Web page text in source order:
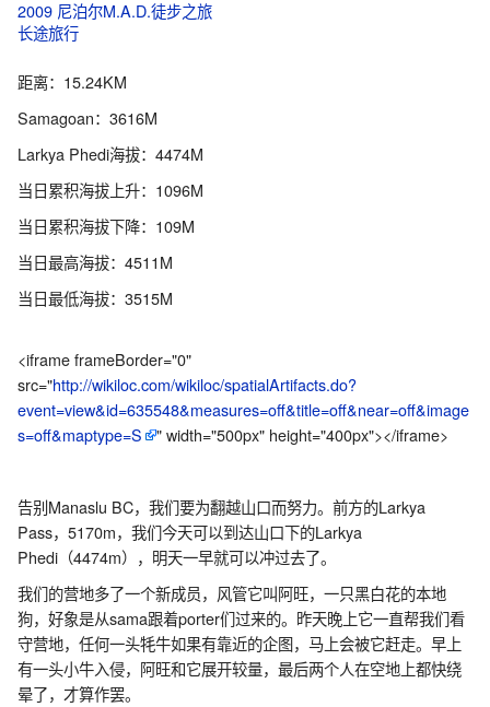
2009 尼泊尔M.A.D.徒步之旅
长途旅行
距离：15.24KM
Samagoan：3616M
Larkya Phedi海拔：4474M
当日累积海拔上升：1096M
当日累积海拔下降：109M
当日最高海拔：4511M
当日最低海拔：3515M
<iframe frameBorder="0"
src="http://wikiloc.com/wikiloc/spatialArtifacts.do?
event=view&id=635548&measures=off&title=off&near=off&image
s=off&maptype=S
" width="500px" height="400px"></iframe>
告别Manaslu BC，我们要为翻越山口而努力。前方的Larkya
Pass，5170m，我们今天可以到达山口下的Larkya
Phedi（4474m），明天一早就可以冲过去了。
我们的营地多了一个新成员，风管它叫阿旺，一只黑白花的本地
狗，好象是从sama跟着porter们过来的。昨天晚上它一直帮我们看
守营地，任何一头牦牛如果有靠近的企图，马上会被它赶走。早上
有一头小牛入侵，阿旺和它展开较量，最后两个人在空地上都快绕
晕了，才算作罢。